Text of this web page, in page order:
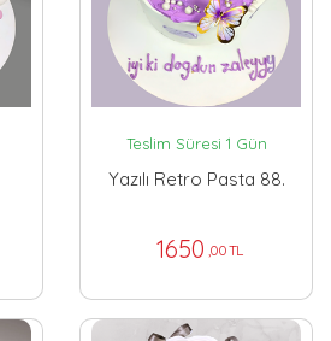
Teslim Süresi 1 Gün
Yazılı Retro Pasta 88.
1650 ,00 TL